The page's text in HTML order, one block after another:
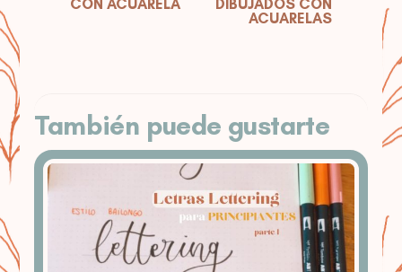
CON ACUARELA
DIBUJADOS CON
ACUARELAS
También puede gustarte